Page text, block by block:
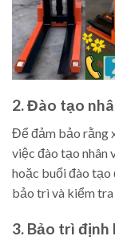
2. Đào tạo
Để đảm bảo rằng
việc đào tạo nhân
hoặc buổi đào tạo
bảo trì và kiểm tra
3. Bảo trì định